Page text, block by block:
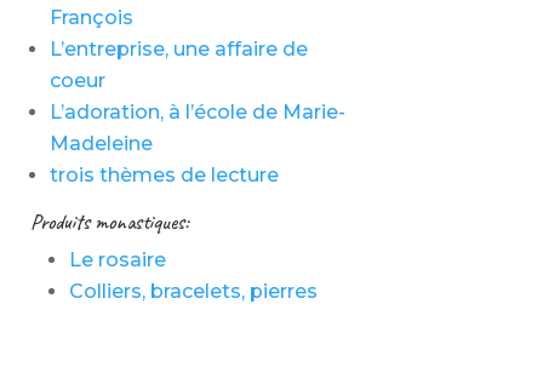
François
L’entreprise, une affaire de
coeur
L’adoration, à l’école de Marie-
Madeleine
trois thèmes de lecture
Produits monastiques:
Le rosaire
Colliers, bracelets, pierres